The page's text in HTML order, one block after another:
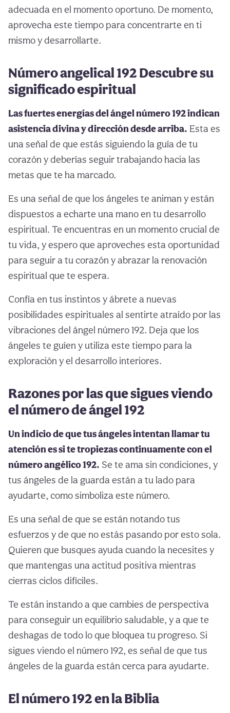
adecuada en el momento oportuno. De momento,
aprovecha este tiempo para concentrarte en ti
mismo y desarrollarte.
Número angelical 192 Descubre su
significado espiritual
Las fuertes energías del ángel número 192 indican
asistencia divina y dirección desde arriba. Esta es
una señal de que estás siguiendo la guía de tu
corazón y deberías seguir trabajando hacia las
metas que te ha marcado.
Es una señal de que los ángeles te animan y están
dispuestos a echarte una mano en tu desarrollo
espiritual. Te encuentras en un momento crucial de
tu vida, y espero que aproveches esta oportunidad
para seguir a tu corazón y abrazar la renovación
espiritual que te espera.
Confía en tus instintos y ábrete a nuevas
posibilidades espirituales al sentirte atraído por las
vibraciones del ángel número 192. Deja que los
ángeles te guíen y utiliza este tiempo para la
exploración y el desarrollo interiores.
Razones por las que sigues viendo
el número de ángel 192
Un indicio de que tus ángeles intentan llamar tu
atención es si te tropiezas continuamente con el
número angélico 192. Se te ama sin condiciones, y
tus ángeles de la guarda están a tu lado para
ayudarte, como simboliza este número.
Es una señal de que se están notando tus
esfuerzos y de que no estás pasando por esto sola.
Quieren que busques ayuda cuando la necesites y
que mantengas una actitud positiva mientras
cierras ciclos difíciles.
Te están instando a que cambies de perspectiva
para conseguir un equilibrio saludable, y a que te
deshagas de todo lo que bloquea tu progreso. Si
sigues viendo el número 192, es señal de que tus
ángeles de la guarda están cerca para ayudarte.
El número 192 en la Biblia